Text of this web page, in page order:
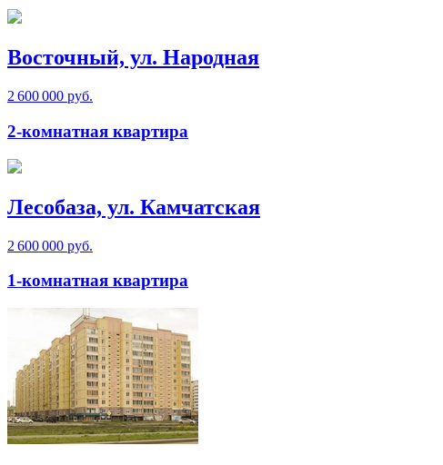
Восточный, ул. Народная
2 600 000 руб.
2-комнатная квартира
Лесобаза, ул. Камчатская
2 600 000 руб.
1-комнатная квартира